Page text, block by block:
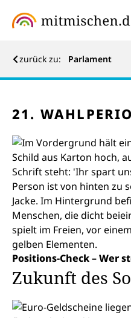
zurück zu: Parlament
Geld
Geld21.
Positions-Check – Wer
Zukunft des